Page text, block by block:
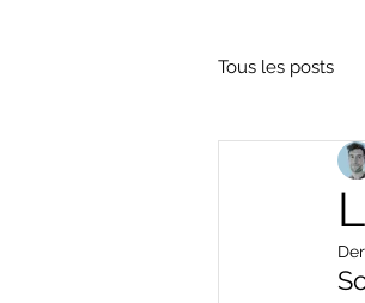
Tous les posts